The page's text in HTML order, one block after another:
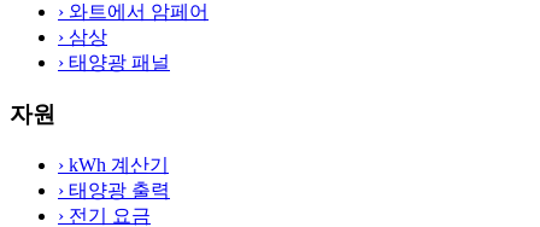
› 와트에서 암페어
› 삼상
› 태양광 패널
자원
› kWh 계산기
› 태양광 출력
› 전기 요금